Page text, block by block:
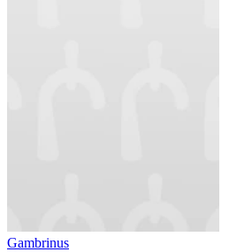
Gambrinus